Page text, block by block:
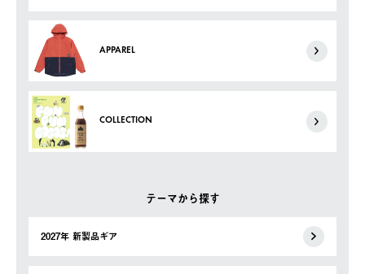
APPAREL
COLLECTION
テーマから探す
2027年 新製品ギア